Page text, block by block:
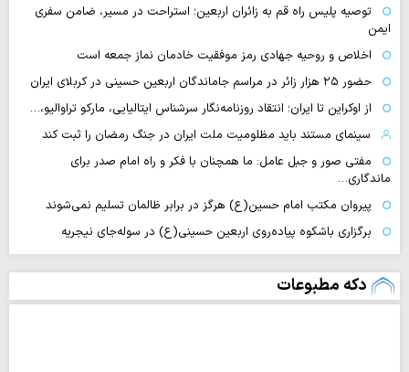
توصیه پلیس راه قم به زائران اربعین؛ استراحت در مسیر، ضامن سفری
ایمن
اخلاص و روحیه جهادی رمز موفقیت خادمان نماز جمعه است
حضور ۲۵ هزار زائر در مراسم جاماندگان اربعین حسینی در کربلای ایران
از اوکراین تا ایران؛ انتقاد روزنامه‌نگار سرشناس ایتالیایی، مارکو تراوالیو،…
سینمای مستند باید مظلومیت ملت ایران در جنگ رمضان را ثبت کند
مفتی صور و جبل عامل: ما همچنان با فکر و راه امام صدر برای
ماندگاری…
پیروان مکتب امام حسین(ع) هرگز در برابر ظالمان تسلیم نمی‌شوند
برگزاری باشکوه پیاده‌روی اربعین حسینی(ع) در سوله‌جای نیجریه
دکه مطبوعات